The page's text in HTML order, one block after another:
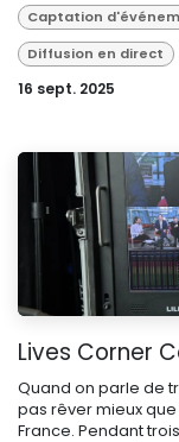
Captation
Diffusion en direct
16 sept. 2025
Lives Corner
Quand on parle de
pas rêver mieux
France. Pendant